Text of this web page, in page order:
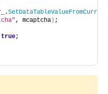
SetDataTableValueFromCurr
, mcaptcha) ;
true;